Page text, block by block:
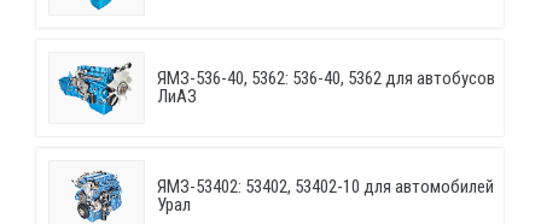
ЯМЗ-536-40, 5362: 536-40, 5362 для автобусов
ЛиАЗ
ЯМЗ-53402: 53402, 53402-10 для автомобилей
Урал